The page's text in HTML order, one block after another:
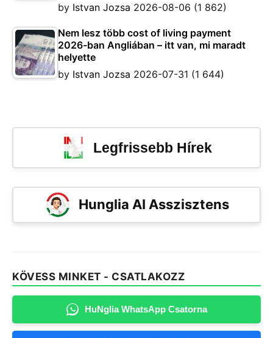
by Istvan Jozsa 2026-08-06 (1 862)
Nem lesz több cost of living payment
2026-ban Angliában – itt van, mi maradt
helyette
by Istvan Jozsa 2026-07-31 (1 644)
Legfrissebb Hírek
Hunglia AI Asszisztens
KÖVESS MINKET - CSATLAKOZZ
HuNglia WhatsApp Csatorna